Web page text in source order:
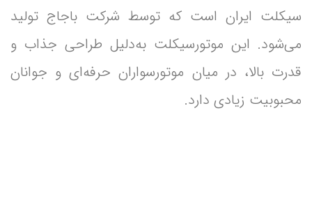
سیکلت‌ ایران است که توسط شرکت باجاج تولید
می‌شود. این موتورسیکلت به‌دلیل طراحی جذاب و
قدرت بالا، در میان موتورسواران حرفه‌ای و جوانان
محبوبیت زیادی دارد.